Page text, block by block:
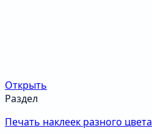
Открыть
Раздел
Печать наклеек разного цвета